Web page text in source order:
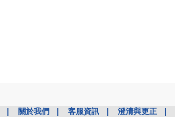
關於我們 客服資訊 澄清與更正